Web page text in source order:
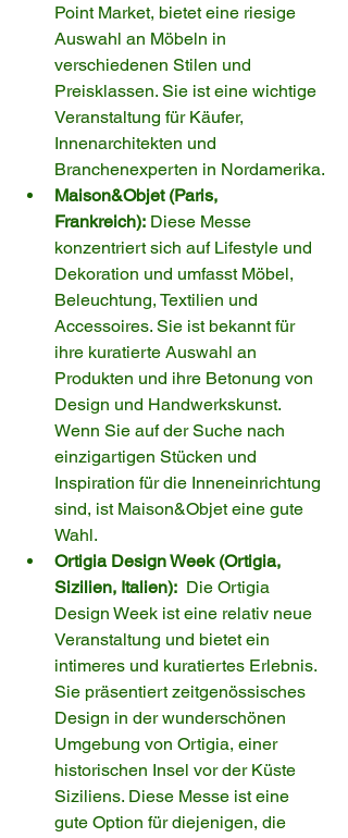
Point Market, bietet eine riesige
Auswahl an Möbeln in
verschiedenen Stilen und
Preisklassen. Sie ist eine wichtige
Veranstaltung für Käufer,
Innenarchitekten und
Branchenexperten in Nordamerika.
Maison&Objet (Paris,
Frankreich): Diese Messe
konzentriert sich auf Lifestyle und
Dekoration und umfasst Möbel,
Beleuchtung, Textilien und
Accessoires. Sie ist bekannt für
ihre kuratierte Auswahl an
Produkten und ihre Betonung von
Design und Handwerkskunst.
Wenn Sie auf der Suche nach
einzigartigen Stücken und
Inspiration für die Inneneinrichtung
sind, ist Maison&Objet eine gute
Wahl.
Ortigia Design Week (Ortigia,
Sizilien, Italien): Die Ortigia
Design Week ist eine relativ neue
Veranstaltung und bietet ein
intimeres und kuratiertes Erlebnis.
Sie präsentiert zeitgenössisches
Design in der wunderschönen
Umgebung von Ortigia, einer
historischen Insel vor der Küste
Siziliens. Diese Messe ist eine
gute Option für diejenigen, die